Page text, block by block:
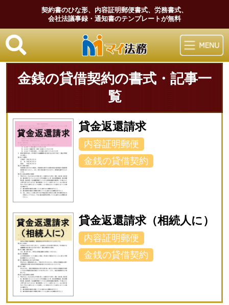
契約書のひな形、内容証明郵便書式、労務書式、
会社法議事録・通知書のテンプレートが無料
マイ法務
金銭の貸借契約の書式・記事一
覧
貸金返還請求
内容証明郵便
金銭の貸借契約
貸金返還請求（相続人に）
内容証明郵便
金銭の貸借契約